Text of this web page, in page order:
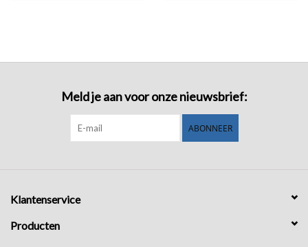
Meld je aan voor onze nieuwsbrief:
ABONNEER
Klantenservice
Producten